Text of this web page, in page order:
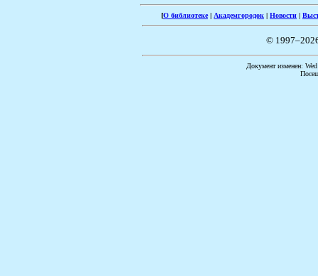
[О библиотеке| Академгородок | Новости |
©
Документ изменен: